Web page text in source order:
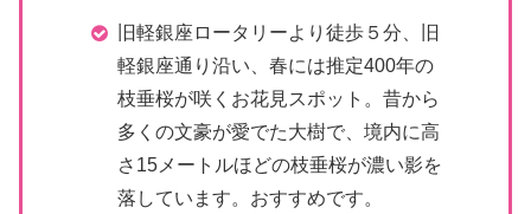
旧軽銀座ロータリーより徒歩５分、旧
軽銀座通り沿い、春には推定400年の
枝垂桜が咲くお花見スポット。昔から
多くの文豪が愛でた大樹で、境内に高
さ15メートルほどの枝垂桜が濃い影を
落しています。おすすめです。